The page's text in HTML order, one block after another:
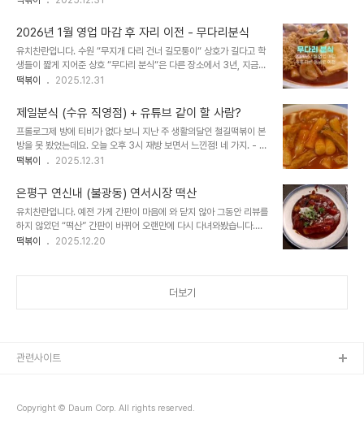
님“이 계셨습니다. 유관순 열사와 같은 동네에 태어나고 함께 사셨던 할머니는 남몰래 독립
운동하시다 돌아가신 남편을 대신해 가난 속에서 어렵게 자식을 키우셨습니다.어린 시절, 찢
어지게 가난 하게 살 수 밖에 없었던 아드님은 성인이 되어 부인과 함께 트럭에서 떡볶이를
만들었습니다. 배고픈 시절을 그 누구보다도 잘 아시는 사장님은 주머니 사정이 어..
2026년 1월 영업 마감 후 자리 이전 - 무다리분식
유치찬란입니다. 수원 “무지개 다리 건너 길모퉁이“ 상호가 길다고 학
생들이 짧게 지어준 상호 “무다리 분식“은 다른 장소에서 3년, 지금
자리에서 10년 째 떡볶이를 만들어 온 13년 전통 분식집입니다. 안타
나가야 할 상황이라고 하는데요. 2026년 1월까지 영업 종료하고 이
동네 보다 가게세가 저렴한, 다른 동네로 이전할 계획이라고 합니다.
15평에 1억 보증금울 받는 상권에서 권리금 하나도 못받고 나가시게
되었다니 안타깝네요..!매향 여자 정보 고등학교 등 이 동네 학교 졸업
생들에게 많은 추억이 있을 학교 앞 분식집 ”무지개 다리 건너 길 모퉁
억의 공간도 영원하..
떡볶이 2025.12.31
제일분식 (수유 직영점) + 유튜브 같이 할 사람?
프롤로그제 방에 티비가 없다 보니 지난 주 생활의달인 철길떡볶이 본
방을 못 봤었는데요. 오늘 오후 3시 재방 보면서 느낀점! 네 가지. - 1.
제가 애정하는 집임에도 지금껏 했던 인터뷰 중 가장 못했던 나 ! 쓸 말
제는 너무 빨라짐! 애증의 유튜브;;;- 3. 귀엽떡볶이 인터뷰 했을 때보
다도 2주 만에 제가 더 마른게 느껴짐! 백병원 물리치료 선생님으로부
터 점점 말라간다는 이야기를 몇 번 듣기는 했었는데.. 요즘 저도 그게
느껴지더라고요“ (… 헤모글라빈 수치가 낮아 빈혈 약까지 먹다 보니
밖에서 고기 패티 들어간 버거를 자꾸 섭취 하게 되고..) - 4. 역시 전
떡볶이 2025.12.31
은평구 연신내 (불광동) 연서시장 떡산
유치찬란입니다. 예전 가게 간판이 마음에 와 닫지 않아 그동안 리뷰를
하지 않았던 “떡산” 간판이 바뀌어 오랜만에 다시 다녀와봤습니다.
__________ 궁중음식요리원 한복려 선생님께 가르침을 받는다는 (떡
작년도 1997년 1997년 부산 사상에서 ’떡산’ 개점 2017년 서울 연
떡볶이 2025.12.20
더보기
Copyright © Daum Corp. All rights reserved.
관련사이트